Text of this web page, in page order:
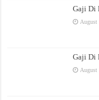
Gaji Di
August
Gaji Di
August